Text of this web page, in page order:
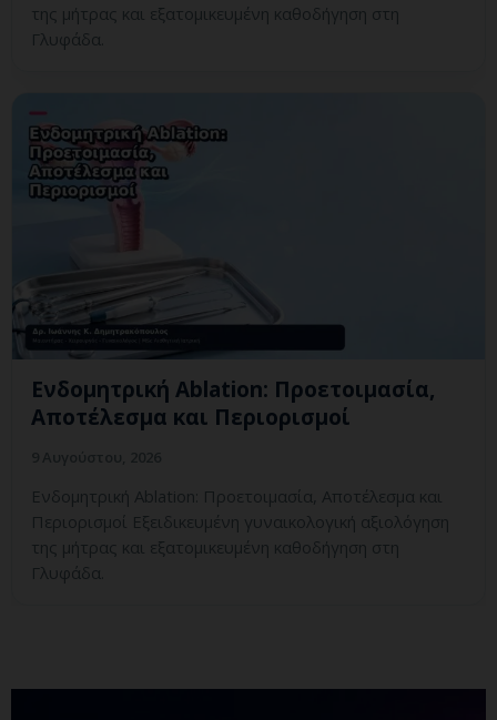
της μήτρας και εξατομικευμένη καθοδήγηση στη
Γλυφάδα.
Ενδομητρική Ablation: Προετοιμασία,
Αποτέλεσμα και Περιορισμοί
Ενδομητρική Ablation: Προετοιμασία, Αποτέλεσμα και
Περιορισμοί Εξειδικευμένη γυναικολογική αξιολόγηση
της μήτρας και εξατομικευμένη καθοδήγηση στη
Γλυφάδα.